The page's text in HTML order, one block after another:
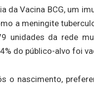
da Vacina BCG, um
a meningite
unidades da rede
do público-alvo foi
o nascimento,